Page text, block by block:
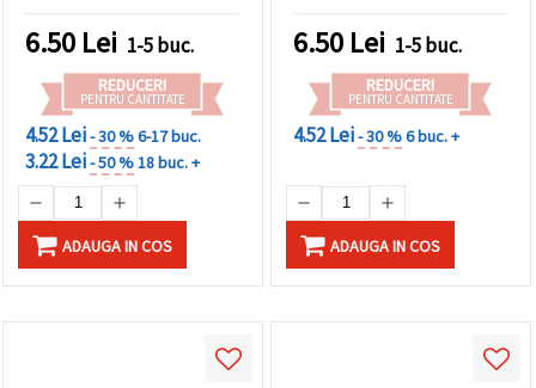
6.50 Lei 1-5 buc.
REDUCERI
PENTRU CANTITATE
4.52 Lei- 30 %6-17 buc.
3.22 Lei- 50 %18 buc. +
ADAUGA IN COS
6.50 Lei 1-5 buc.
REDUCERI
PENTRU CANTITATE
4.52 Lei- 30 %6 buc. +
ADAUGA IN COS